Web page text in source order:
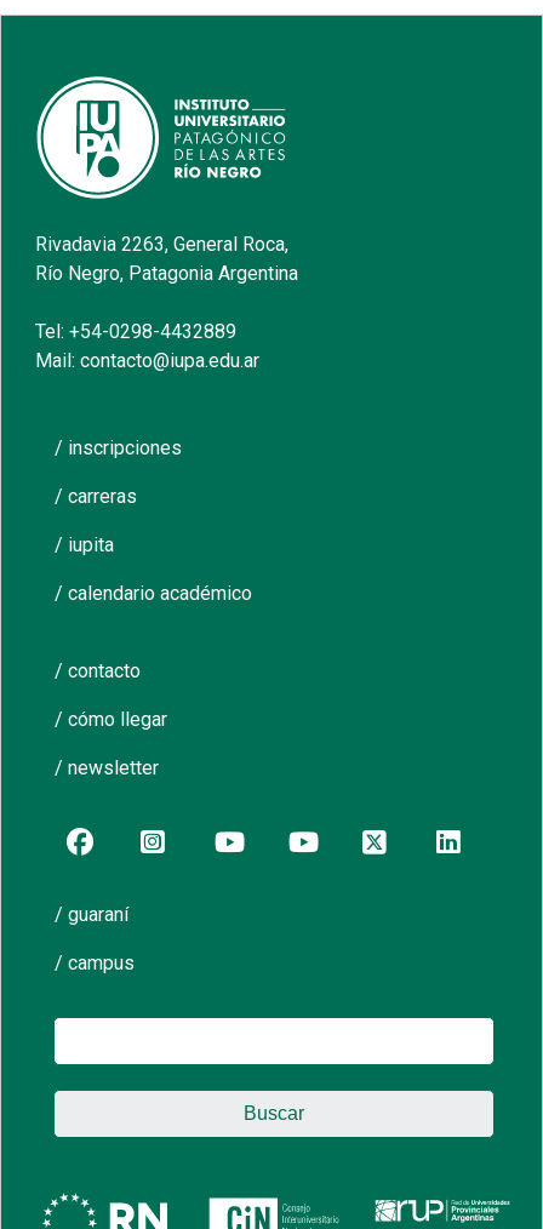
Rivadavia 2263, General Roca,
Río Negro, Patagonia Argentina
Tel: +54-0298-4432889
Mail: contacto@iupa.edu.ar
/ inscripciones
/ carreras
/ iupita
/ calendario académico
/ contacto
/ cómo llegar
/ newsletter
/ guaraní
/ campus
Buscar: